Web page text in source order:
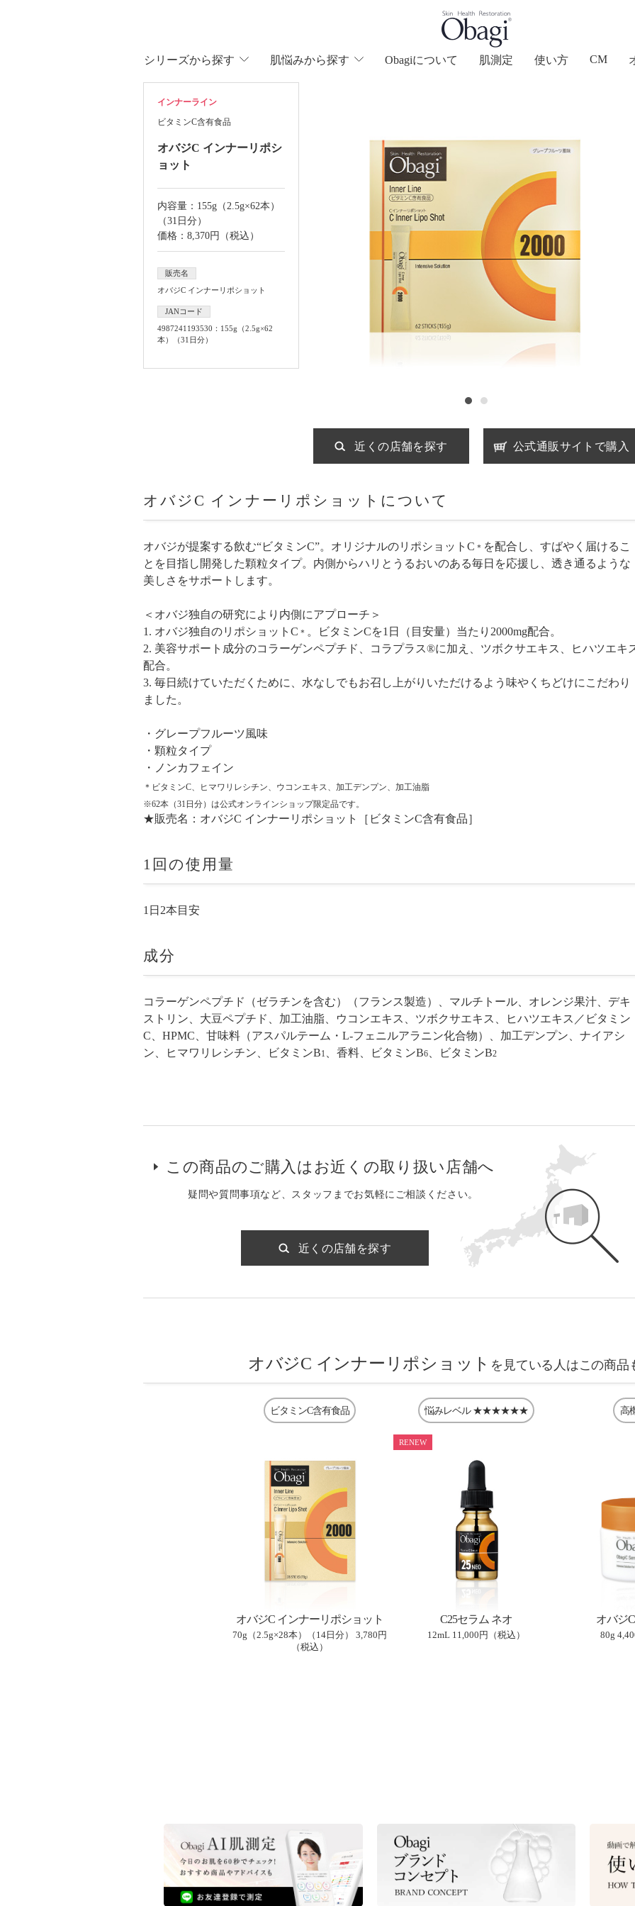
シリ ーズから探す 肌悩みから探す Obagiについて 肌測定 使い方 CM
近くの店舗を探す 公式通販サイトで購入
インナーライン
ビタミンC含有食品
オバジC インナーリポシ
ョット
内容量：155g（2.5g×62本）
（31日分）
価格：8,370円（税込）
販売名
オバジC インナーリポショット
JANコード
4987241193530：155g（2.5g×62
本）（31日分）
オバジC インナーリポショットについて
オバジが提案する飲む“ビタミンC”。オリジナルのリポショットC ＊ を配合し、すばやく届けるこ
とを目指し開発した顆粒タイプ。内側からハリとうるおいのある毎日を応援し、透き通るような
美しさをサポートします。
＜オバジ独自の研究により内側にアプローチ＞
1. オバジ独自のリポショットC ＊ 。ビタミンCを1日（目安量）当たり2000mg配合。
2. 美容サポート成分のコラーゲンペプチド、コラプラス®に加え、ツボクサエキス、ヒハツエキ
配合。
3. 毎日続けていただくために、水なしでもお召し上がりいただけるよう味やくちどけにこだわり
ました。
・グレープフルーツ風味
・顆粒タイプ
・ノンカフェイン
＊ビタミンC、ヒマワリレシチン、ウコンエキス、加工デンプン、加工油脂
※62本（31日分）は公式オンラインショップ限定品です。
★販売名：オバジC インナーリポショット［ビタミンC含有食品］
1回の使用量
1日2本目安
成分
コラーゲンペプチド（ゼラチンを含む）（フランス製造）、マルチトール、オレンジ果汁、デキ
ストリン、大豆ペプチド、加工油脂、ウコンエキス、ツボクサエキス、ヒハツエキス／ビタミン
C、HPMC、甘味料（アスパルテーム・L-フェニルアラニン化合物）、加工デンプン、ナイアシ
ン、ヒマワリレシチン、ビタミンB1 、香料、ビタミンB6 、ビタミンB2
この商品のご購入はお近くの取り扱い店舗へ
疑問や質問事項など、スタッフまでお気軽にご相談ください。
近くの店舗を探す
オバジC インナーリポショット を見ている人はこの商品
ビタミンC含有食品
オバジC インナーリポショット
70g（2.5g×28本）（14日分）
3,780円
（税込）
悩みレベル ★★★★★★
RENEW
C25セラム ネオ
12mL 11,000円（税込）
高
オバジ
80g